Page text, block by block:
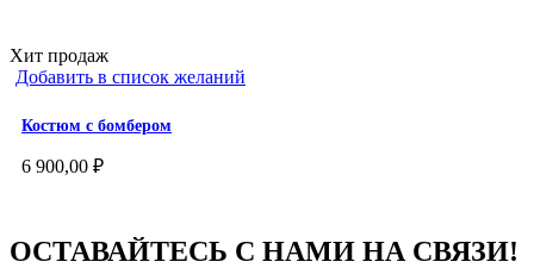
Хит продаж
Добавить в список желаний
Костюм с бомбером
6 900,00 ₽
ОСТАВАЙТЕСЬ С НАМИ НА СВЯЗИ!